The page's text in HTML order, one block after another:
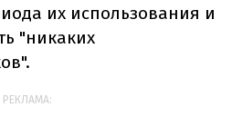
их использования и
"никаких
РЕКЛАМА: